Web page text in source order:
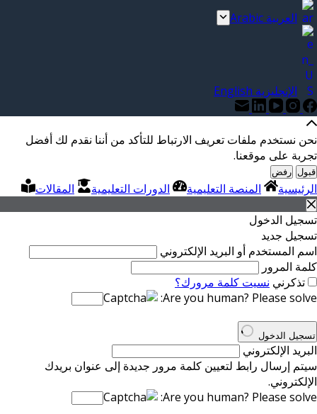
العربية Arabic
الإنجليزية English
نحن نستخدم ملفات تعريف الارتباط للتأكد من أننا نقدم لك أفضل
تجربة على موقعنا.
قبول رفض
الرئيسية المنصة التعليمية الدورات التعليمية
المقالات
تسجيل الدخول
تسجيل جديد
اسم المستخدم أو البريد الإلكتروني
كلمة المرور
تذكرني نسيت كلمة مرورك؟
Are you human? Please solve:
تسجيل الدخول
البريد الإلكتروني
سيتم إرسال رابط لتعيين كلمة مرور جديدة إلى عنوان بريدك
الإلكتروني.
Are you human? Please solve: